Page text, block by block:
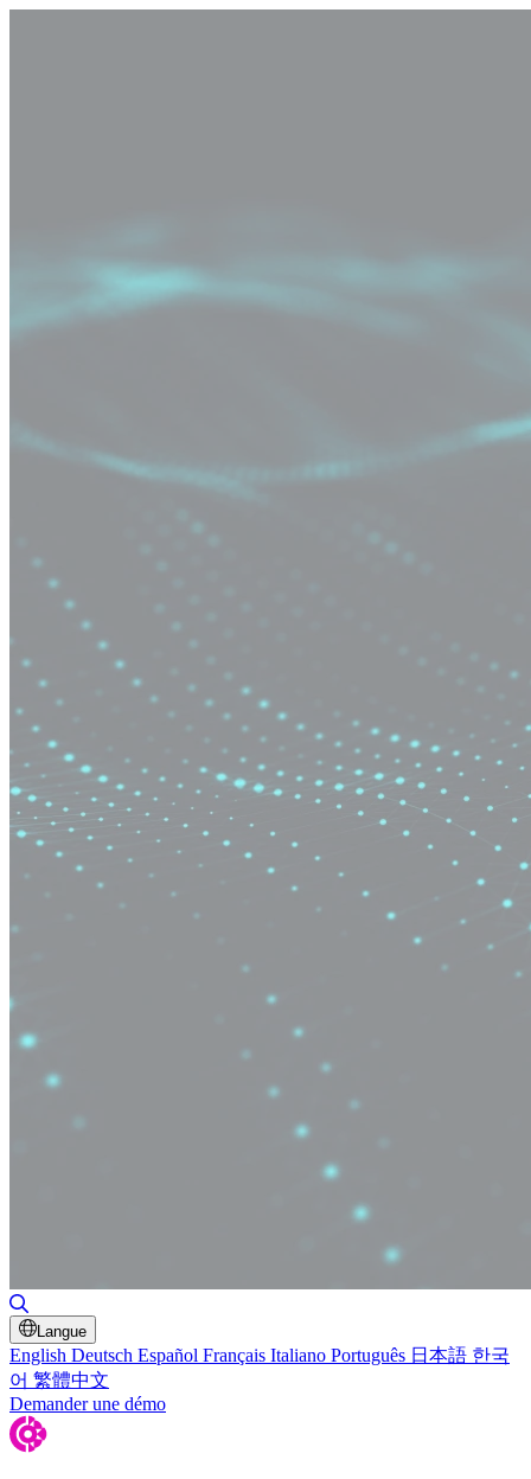
Langue
English Deutsch Español Français Italiano Português 日本語 한국
어 繁體中文
Demander une démo